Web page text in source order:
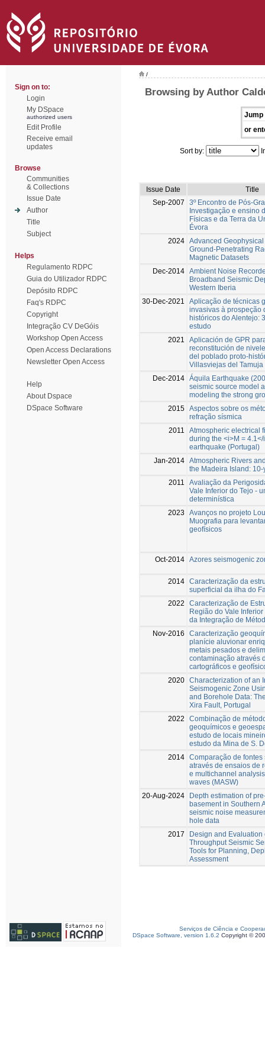
Sign on to:
Login
My DSpace
authorized users
Edit Profile
Receive email
updates
Browse
Communities
& Collections
Issue Date
Author
Title
Subject
Helps
Regulamento RDPC
Guia do Utilizador RDPC
Depósito RDPC
Faq's RDPC
Copyright
Integração CV DeGóis
Workshop Open Access
Open Access Declarations
Newsletter Open Access
Help
About Dspace
DSpace Software
/
Browsing by Author
Jump
or
Sort by:
Issue Date
Title
Sep-2007
3º Encontro de Pós-
Investigação e ensino
Físicas e da Terra da
Évora
2024 Advanced
Ground-Penetrating
Magnetic Datasets
Dec-2014 Ambient Noise
Broadband Seismic
Western Iberia
30-Dec-2021
Aplicação de técnicas
invasivas à prospeção
históricos do Alentejo:
estudo
2021
Aplicación de GPR
reconstitución de
del poblado proto-
Villasviejas del Tamuja
Dec-2014 Áquila Earthquake
seismic source model
modeling the strong
2015 Aspectos sobre os
refração sísmica
2011
Atmospheric electrical
during the <i>M =
earthquake (Portugal)
Jan-2014 Atmospheric Rivers
the Madeira Island:
2011
Avaliação da
Vale Inferior do Tejo -
determinística
2023
Avanços no projeto
Muografia para
geofísicos
Oct-2014 Azores seismogenic
2014 Caracterização da
superficial da ilha do
2022
Caracterização de
Região do Vale Inferior
da Integração de
Nov-2016
Caracterização
planície aluvionar
metais pesados e
contaminação através
cartográficos e
2020 Characterization of an
Seismogenic Zone
and Borehole Data:
Xira Fault, Portugal
2022
Combinação de
geoquímicos e
estudo de locais
estudo da Mina de S.
2014 Comparação de fontes
através de ensaios de
e multichannel
waves (MASW)
20-Aug-2024
Depth estimation of
basement in Southern
seismic noise
hole data
2017
Design and Evaluation
Throughput Seismic
Tools for Planning,
Assessment
Serviços de Ciência e
DSpace Software, version 1.6.2 Copyright ©